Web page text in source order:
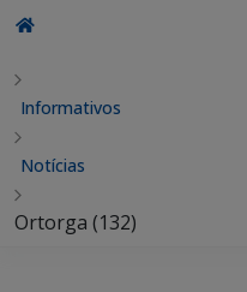
Informativos
Notícias
Ortorga (132)